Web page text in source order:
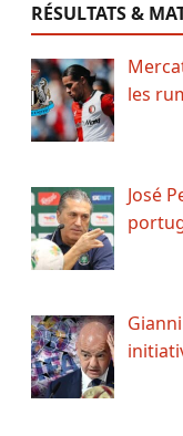
RÉSULTATS &
les
José